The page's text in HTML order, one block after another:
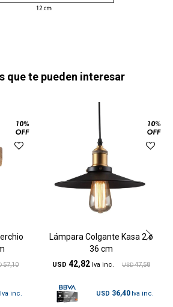
que te pueden interesar
57,10
Lámpara Colgante Kasa 2 ø
36 cm
USD 42,82 USD 47,58
USD 36,40